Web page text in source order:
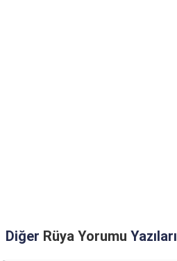
Diğer Rüya Yorumu Yazıları